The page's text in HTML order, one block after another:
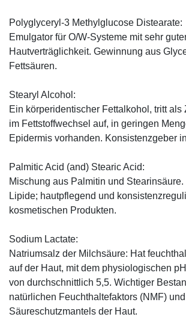
Polyglyceryl-3 Methylglucose Distearate:
Emulgator für O/W-Systeme mit sehr
Hautverträglichkeit. Gewinnung aus
Fettsäuren.
Stearyl Alcohol:
Ein körperidentischer Fettalkohol, tritt als
im Fettstoffwechsel auf, in geringen
Epidermis vorhanden. Konsistenzgeber
Palmitic Acid (and) Stearic Acid:
Mischung aus Palmitin und
Lipide; hautpflegend und
kosmetischen Produkten.
Sodium Lactate:
Natriumsalz der Milchsäure: Hat
auf der Haut, mit dem physiologischen
von durchschnittlich 5,5. Wichtiger
natürlichen Feuchthaltefaktors (NMF)
Säureschutzmantels der Haut.